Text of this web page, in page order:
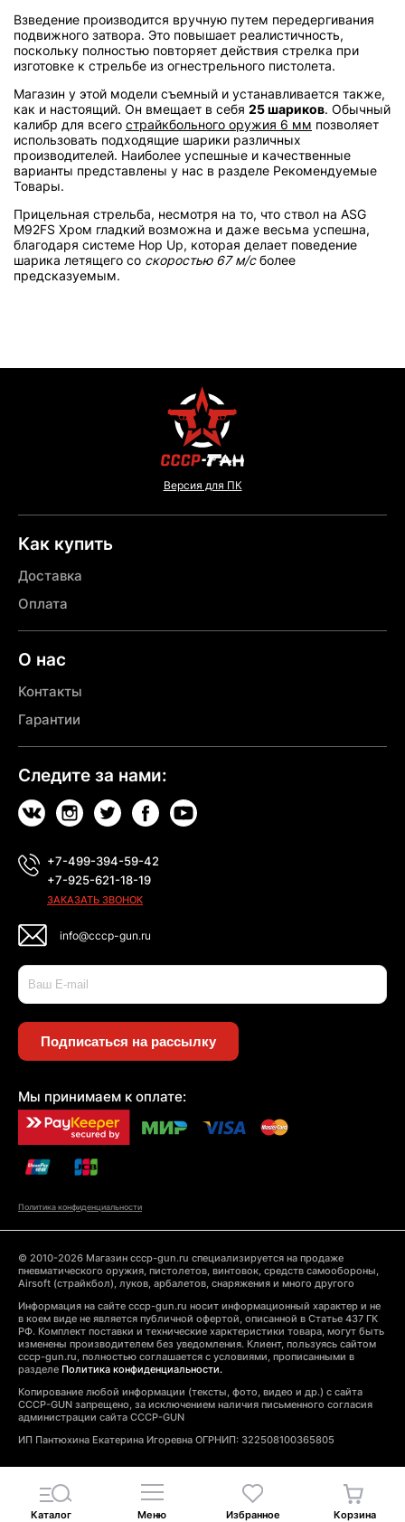
Взведение производится вручную путем передергивания
подвижного затвора. Это повышает реалистичность,
поскольку полностью повторяет действия стрелка при
изготовке к стрельбе из огнестрельного пистолета.
Магазин у этой модели съемный и устанавливается также,
как и настоящий. Он вмещает в себя 25 шариков. Обычный
калибр для всего страйкбольного оружия 6 мм позволяет
использовать подходящие шарики различных
производителей. Наиболее успешные и качественные
варианты представлены у нас в разделе Рекомендуемые
Товары.
Прицельная стрельба, несмотря на то, что ствол на ASG
M92FS Хром гладкий возможна и даже весьма успешна,
благодаря системе Hop Up, которая делает поведение
шарика летящего со скоростью 67 м/сболее
предсказуемым.
Версия для ПК
Как купить
Доставка
Оплата
О нас
Контакты
Гарантии
Следите за нами:
+7-499-394-59-42
+7-925-621-18-19
ЗАКАЗАТЬ ЗВОНОК
info@cccp-gun.ru
Подписаться на рассылку
Мы принимаем к оплате:
Политика конфиденциальности
© 2010-2026 Магазин cccp-gun.ru специализируется на продаже
пневматического оружия, пистолетов, винтовок, средств самообороны,
Airsoft (страйкбол), луков, арбалетов, снаряжения и много другого
Информация на сайте cccp-gun.ru носит информационный характер и не
в коем виде не является публичной офертой, описанной в Статье 437 ГК
РФ. Комплект поставки и технические харктеристики товара, могут быть
изменены производителем без уведомления. Клиент, пользуясь сайтом
cccp-gun.ru, полностью соглашается с условиями, прописанными в
разделе Политика конфиденциальности.
Копирование любой информации (тексты, фото, видео и др.) с сайта
CCCP-GUN запрещено, за исключением наличия письменного согласия
администрации сайта CCCP-GUN
ИП Пантюхина Екатерина Игоревна ОГРНИП: 322508100365805
Каталог Меню Избранное Корзина